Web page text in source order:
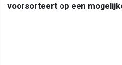
voorsorteert op een